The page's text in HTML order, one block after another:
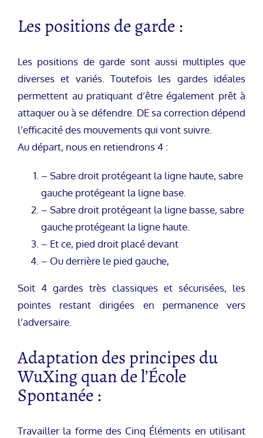
Les positions de garde :
Les positions de garde sont aussi multiples que
diverses et variés. Toutefois les gardes idéales
permettent au pratiquant d’être également prêt à
attaquer ou à se défendre. DE sa correction dépend
l’efficacité des mouvements qui vont suivre.
Au départ, nous en retiendrons 4 :
– Sabre droit protégeant la ligne haute, sabre
gauche protégeant la ligne base.
– Sabre droit protégeant la ligne basse, sabre
gauche protégeant la ligne haute.
– Et ce, pied droit placé devant
– Ou derrière le pied gauche,
Soit 4 gardes très classiques et sécurisées, les
pointes restant dirigées en permanence vers
l’adversaire.
Adaptation des principes du
WuXing quan de l’École
Spontanée :
Travailler la forme des Cinq Éléments en utilisant